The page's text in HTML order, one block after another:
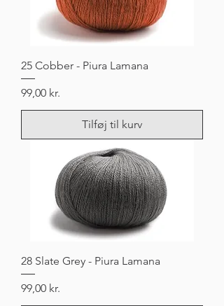
25 Cobber - Piura Lamana
Pris
99,00 kr.
Tilføj til kurv
28 Slate Grey - Piura Lamana
Pris
99,00 kr.